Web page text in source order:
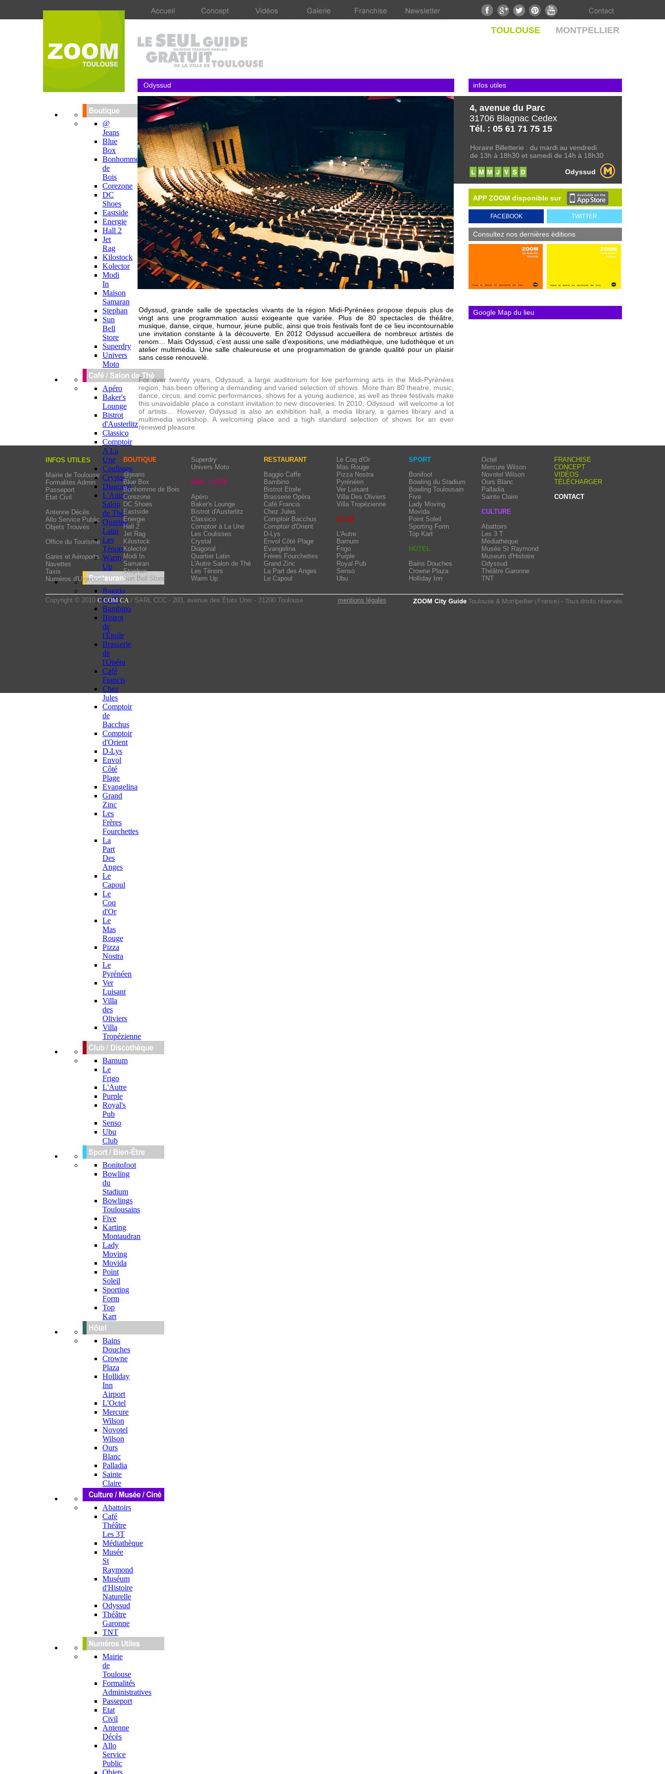
Horaire Billetterie : du mardi au vendredi
de 13h à 18h30 et samedi de 14h à 18h30
For over twenty years, Odyssud, a large auditorium for live performing arts in the Midi-Pyrénées
region, has been offering a demanding and varied selection of shows. More than 80 theatre, music,
dance, circus, and comic performances, shows for a young audience, as well as three festivals make
this unavoidable place a constant invitation to new discoveries. In 2010, Odyssud will welcome a lot
of artists… However, Odyssud is also an exhibition hall, a media library, a games library and a
multimedia workshop. A welcoming place and a high standard selection of shows for an ever
renewed pleasure.
Odyssud, grande salle de spectacles vivants de la région Midi-Pyrénées propose depuis plus de
vingt ans une programmation aussi exigeante que variée. Plus de 80 spectacles de théâtre,
musique, danse, cirque, humour, jeune public, ainsi que trois festivals font de ce lieu incontournable
une invitation constante à la découverte. En 2012 Odyssud accueillera de nombreux artistes de
renom… Mais Odyssud, c’est aussi une salle d’expositions, une médiathèque, une ludothèque et un
atelier multimédia. Une salle chaleureuse et une programmation de grande qualité pour un plaisir
sans cesse renouvelé.
Odyssud
Odyssud
4, avenue du Parc
31706 Blagnac Cedex
Tél. : 05 61 71 75 15
@
Jeans
Blue
Box
Bonhomme
de
Bois
Corezone
DC
Shoes
Eastside
Energie
Hall 2
Jet
Rag
Kilostock
Kolector
Modi
In
Maison
Samaran
Stephan
Sun
Bell
Store
Superdry
Univers
Moto
Apéro
Baker's
Lounge
Bistrot
d'Austerlitz
Classico
Comptoir
A La
Une
Coulisses
Crystal
Diagonal
L'Autre
Salon
de Thé
Quartier
Latin
Les
Ténors
Warm
Up
Baggio
Caffé
Bambino
Bistrot
de
l'Étoile
Brasserie
de
l'Opéra
Café
Francis
Chez
Jules
Comptoir
de
Bacchus
Comptoir
d'Orient
D-Lys
Envol
Côté
Plage
Evangelina
Grand
Zinc
Les
Frères
Fourchettes
La
Part
Des
Anges
Le
Capoul
Le
Coq
d'Or
Le
Mas
Rouge
Pizza
Nostra
Le
Pyrénéen
Ver
Luisant
Villa
des
Oliviers
Villa
Tropézienne
Barnum
Le
Frigo
L'Autre
Purple
Royal's
Pub
Senso
Ubu
Club
Bonitofoot
Bowling
du
Stadium
Bowlings
Toulousains
Five
Karting
Montaudran
Lady
Moving
Movida
Point
Soleil
Sporting
Form
Top
Kart
Bains
Douches
Crowne
Plaza
Holliday
Inn
Airport
L'Octel
Mercure
Wilson
Novotel
Wilson
Ours
Blanc
Palladia
Sainte
Claire
Abattoirs
Café
Théâtre
Les 3T
Médiathèque
Musée
St
Raymond
Muséum
d'Histoire
Naturelle
Odyssud
Théâtre
Garonne
TNT
Mairie
de
Toulouse
Formalités
Administratives
Passeport
Etat
Civil
Antenne
Décès
Allo
Service
Public
Objets
TWITTER
FACEBOOK
Consultez nos dernières éditions
APP ZOOM disponible sur
MONTPELLIER
TOULOUSE
Google Map du lieu
infos utiles
mentions légales
FRANCHISE
CONCEPT
VIDÉOS
TÉLÉCHARGER
CONTACT
Octel
Mercure Wilson
Novotel Wilson
Ours Blanc
Palladia
Sainte Claire
CULTURE
Abattoirs
Les 3 T
Médiathèque
Musée St Raymond
Museum d'Histoire
Odyssud
Théâtre Garonne
TNT
SPORT
Bonifoot
Bowling du Stadium
Bowling Toulousain
Five
Lady Moving
Movida
Point Soleil
Sporting Form
Top Kart
HOTEL
Bains Douches
Crowne Plaza
Holliday Inn
INFOS UTILES
Mairie de Toulouse
Formalités Admin
Passeport
Etat Civil
Antenne Décès
Allo Service Public
Objets Trouvés
Office du Tourisme
Gares et Aéroports
Navettes
Taxis
Numéros d'Urgences
Copyright © 2010 C COM CA / SARL CCC - 203, avenue des États Unis - 31200 Toulouse
Le Coq d'Or
Mas Rouge
Pizza Nostra
Pyrénéen
Ver Luisant
Villa Des Oliviers
Villa Tropézienne
CLUB
L'Autre
Barnum
Frigo
Purple
Royal Pub
Senso
Ubu
RESTAURANT
Baggio Caffe
Bambino
Bistrot Etoile
Brasserie Opéra
Café Francis
Chez Jules
Comptoir Bacchus
Comptoir d'Orient
D-Lys
Envol Côté Plage
Evangelina
Frères Fourchettes
Grand Zinc
La Part des Anges
Le Capoul
Superdry
Univers Moto
BAR - CAFÉ
Apéro
Baker's Lounge
Bistrot d'Austerlitz
Classico
Comptoir à La Une
Les Coulisses
Crystal
Diagonal
Quartier Latin
L'Autre Salon de Thé
Les Ténors
Warm Up
BOUTIQUE
@jeans
Blue Box
Bonhomme de Bois
Corezone
DC Shoes
Eastside
Energie
Hall 2
Jet Rag
Kilostock
Kolector
Modi In
Samaran
Stephan
Sun Bell Store